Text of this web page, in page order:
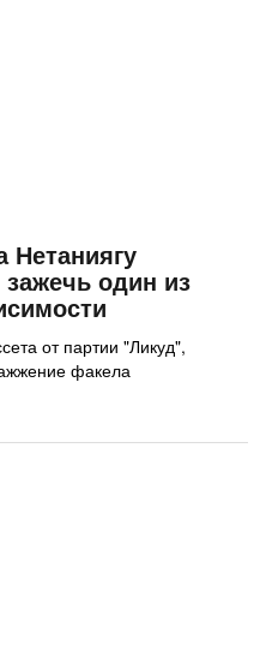
зажечь один из
от партии "Ликуд",
факела